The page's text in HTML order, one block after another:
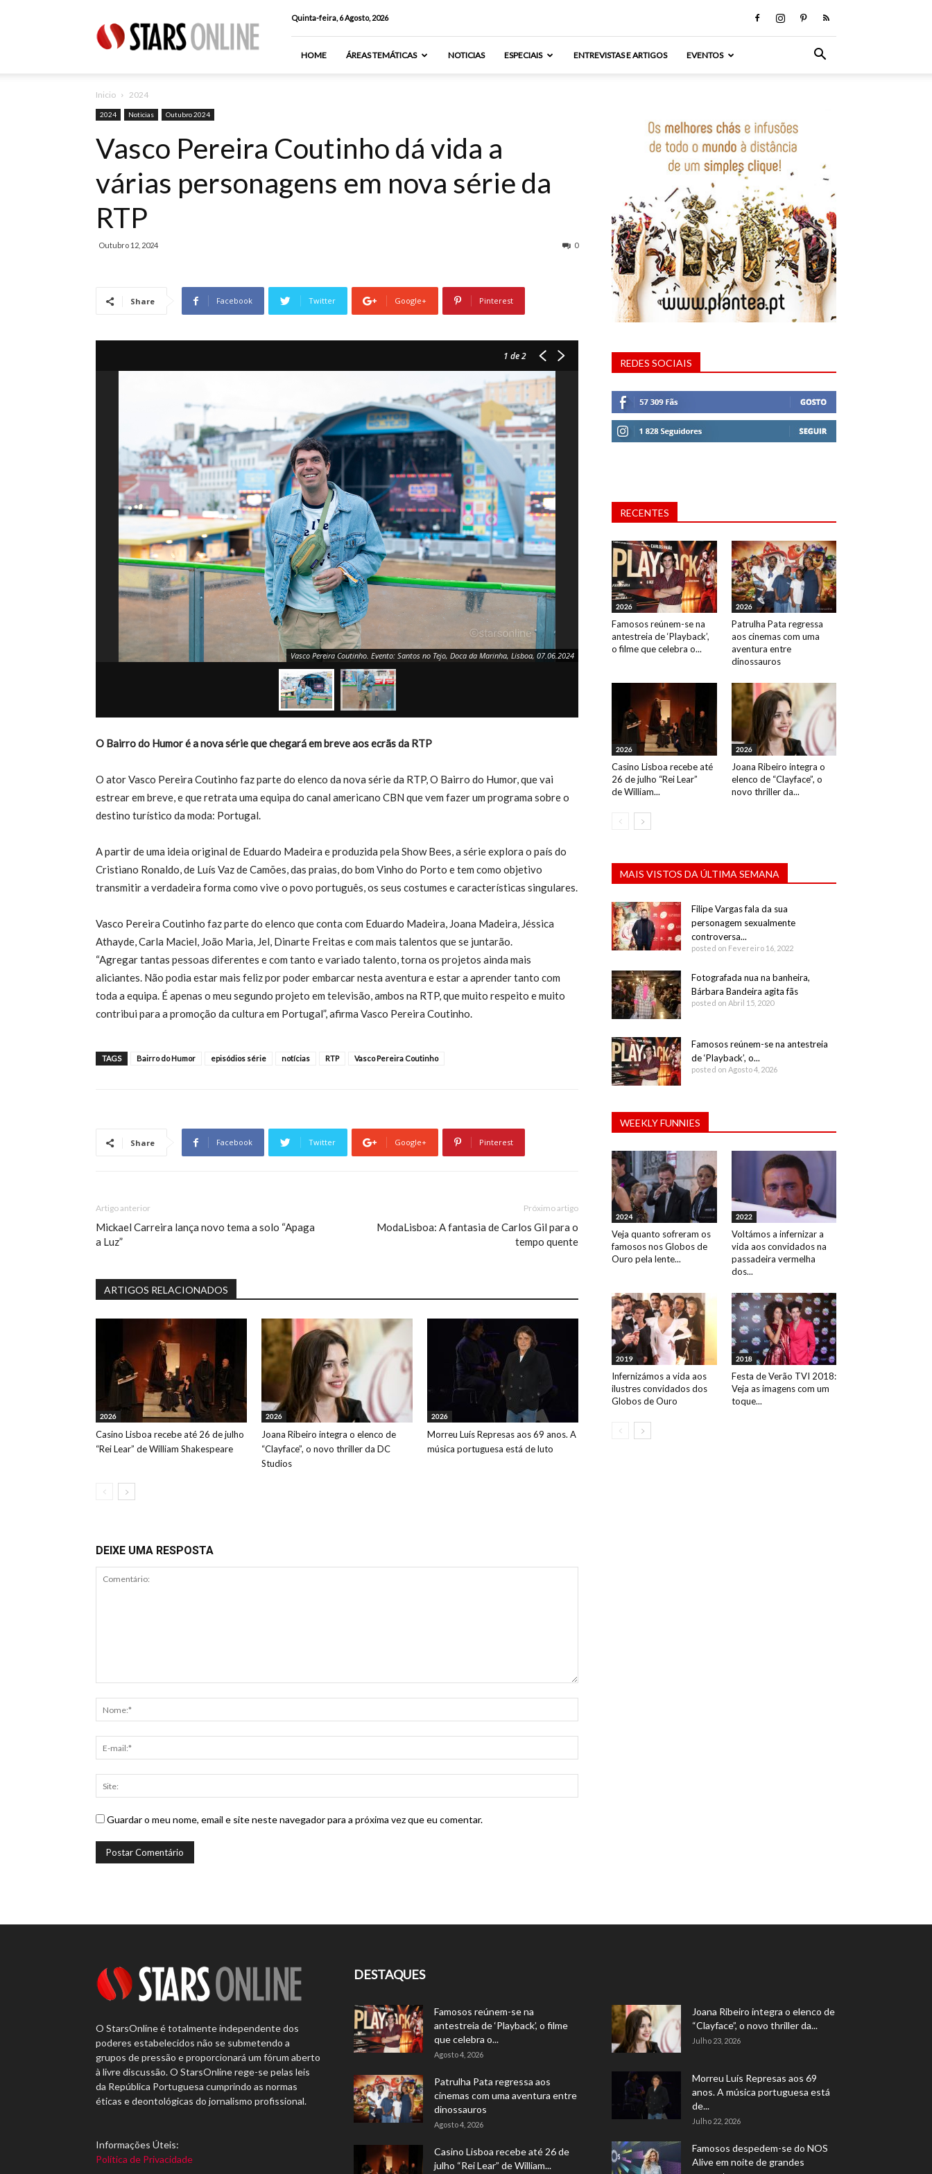
Online
Quinta-feira, 6 Agosto, 2026
HOME ÁREAS TEMÁTICAS NOTICIAS ESPECIAIS ENTREVISTAS E ARTIGOS EVENTOS
Inicio 2024
2024 Noticias Outubro 2024
Vasco Pereira Coutinho dá vida a
várias personagens em nova série da
RTP
Outubro 12, 2024 0
Share Facebook Twitter Google+ Pinterest
1 de 2
Vasco Pereira Coutinho. Evento: Santos no Tejo, Doca da Marinha, Lisboa, 07.06.2024 Vasco Pereira Coutinho. Evento: Santos no
O Bairro do Humor é a nova série que chegará em breve aos ecrãs da RTP
O ator Vasco Pereira Coutinho faz parte do elenco da nova série da RTP, O Bairro do Humor, que vai
estrear em breve, e que retrata uma equipa do canal americano CBN que vem fazer um programa sobre o
destino turístico da moda: Portugal.
A partir de uma ideia original de Eduardo Madeira e produzida pela Show Bees, a série explora o país do
Cristiano Ronaldo, de Luís Vaz de Camões, das praias, do bom Vinho do Porto e tem como objetivo
transmitir a verdadeira forma como vive o povo português, os seus costumes e características singulares.
Vasco Pereira Coutinho faz parte do elenco que conta com Eduardo Madeira, Joana Madeira, Jéssica
Athayde, Carla Maciel, João Maria, Jel, Dinarte Freitas e com mais talentos que se juntarão.
“Agregar tantas pessoas diferentes e com tanto e variado talento, torna os projetos ainda mais
aliciantes. Não podia estar mais feliz por poder embarcar nesta aventura e estar a aprender tanto com
toda a equipa. É apenas o meu segundo projeto em televisão, ambos na RTP, que muito respeito e muito
contribui para a promoção da cultura em Portugal”, afirma Vasco Pereira Coutinho.
TAGS Bairro do Humor episódios série notícias RTP Vasco Pereira Coutinho
Share Facebook Twitter Google+ Pinterest
Artigo anterior
Mickael Carreira lança novo tema a solo “Apaga
a Luz”
Próximo artigo
ModaLisboa: A fantasia de Carlos Gil para o
tempo quente
ARTIGOS RELACIONADOS
2026
Casino Lisboa recebe até 26 de julho
“Rei Lear” de William Shakespeare
2026
Joana Ribeiro integra o elenco de
“Clayface”, o novo thriller da DC
Studios
2026
Morreu Luís Represas aos 69 anos. A
música portuguesa está de luto
DEIXE UMA RESPOSTA
Guardar o meu nome, email e site neste navegador para a próxima vez que eu comentar.
REDES SOCIAIS
RECENTES
2026
Famosos reúnem-se na
antestreia de ‘Playback’,
o filme que celebra o...
2026
Patrulha Pata regressa
aos cinemas com uma
aventura entre
dinossauros
2026
Casino Lisboa recebe até
26 de julho “Rei Lear”
de William...
2026
Joana Ribeiro integra o
elenco de “Clayface”, o
novo thriller da...
MAIS VISTOS DA ÚLTIMA SEMANA
Filipe Vargas fala da sua
personagem sexualmente
controversa...
posted on Fevereiro 16, 2022
Fotografada nua na banheira,
Bárbara Bandeira agita fãs
posted on Abril 15, 2020
Famosos reúnem-se na antestreia
de ‘Playback’, o...
posted on Agosto 4, 2026
WEEKLY FUNNIES
2024
Veja quanto sofreram os
famosos nos Globos de
Ouro pela lente...
2022
Voltámos a infernizar a
vida aos convidados na
passadeira vermelha
dos...
2019
Infernizámos a vida aos
ilustres convidados dos
Globos de Ouro
2018
Festa de Verão TVI 2018:
Veja as imagens com um
toque...
O StarsOnline é totalmente independente dos
poderes estabelecidos não se submetendo a
grupos de pressão e proporcionará um fórum aberto
à livre discussão. O StarsOnline rege-se pelas leis
da República Portuguesa cumprindo as normas
éticas e deontológicas do jornalismo profissional.
Informações Úteis:
Política de Privacidade
DESTAQUES
Famosos reúnem-se na
antestreia de ‘Playback’, o filme
que celebra o...
Agosto 4, 2026
Patrulha Pata regressa aos
cinemas com uma aventura entre
dinossauros
Agosto 4, 2026
Casino Lisboa recebe até 26 de
julho “Rei Lear” de William...
Joana Ribeiro integra o elenco de
“Clayface”, o novo thriller da...
Julho 23, 2026
Morreu Luís Represas aos 69
anos. A música portuguesa está
de...
Julho 22, 2026
Famosos despedem-se do NOS
Alive em noite de grandes